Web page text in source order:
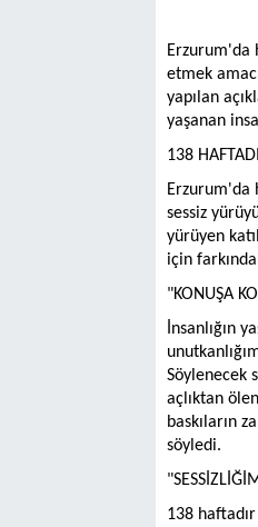
Erzurum'da
etmek
yapılan
yaşanan
138
Erzurum'da
sessiz
yürüyen
için
"KONUŞA
İnsanlığın
Söylenecek
açlıktan
baskıların
söyledi.
138